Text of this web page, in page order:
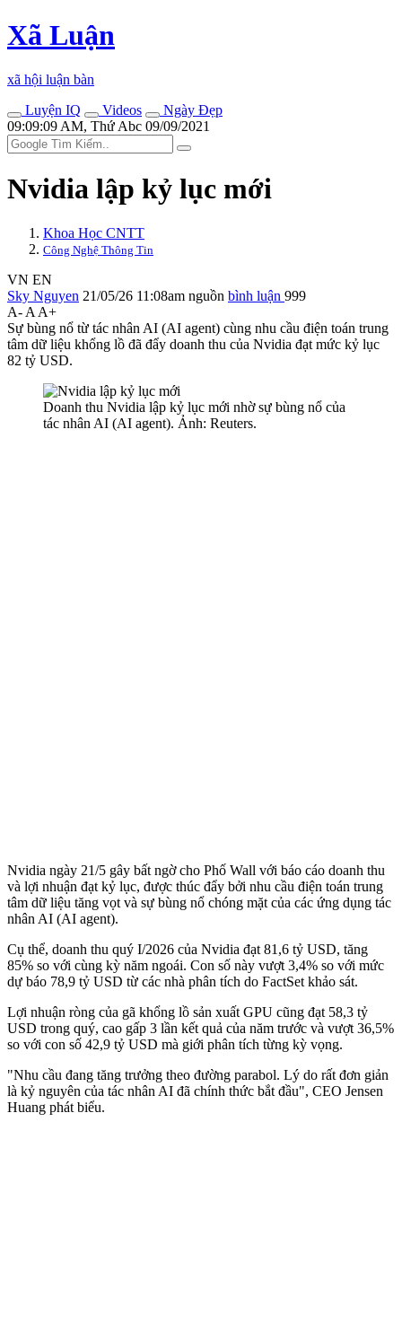
Xã Luận
xã hội luận bàn
Luyện IQ
Videos
Ngày Đẹp
09:09:09 AM, Thứ Abc 09/09/2021
Nvidia lập kỷ lục mới
Khoa Học CNTT
Công Nghệ Thông Tin
VN EN
Sky Nguyen 21/05/26 11:08am nguồn bình luận 999
A- A A+
Sự bùng nổ từ tác nhân AI (AI agent) cùng nhu cầu điện toán trung
tâm dữ liệu khổng lồ đã đẩy doanh thu của Nvidia đạt mức kỷ lục
82 tỷ USD.
Doanh thu Nvidia lập kỷ lục mới nhờ sự bùng nổ của
tác nhân AI (AI agent). Ảnh: Reuters.
Nvidia ngày 21/5 gây bất ngờ cho Phố Wall với báo cáo doanh thu
và lợi nhuận đạt kỷ lục, được thúc đẩy bởi nhu cầu điện toán trung
tâm dữ liệu tăng vọt và sự bùng nổ chóng mặt của các ứng dụng tác
nhân AI (AI agent).
Cụ thể, doanh thu quý I/2026 của Nvidia đạt 81,6 tỷ USD, tăng
85% so với cùng kỳ năm ngoái. Con số này vượt 3,4% so với mức
dự báo 78,9 tỷ USD từ các nhà phân tích do FactSet khảo sát.
Lợi nhuận ròng của gã khổng lồ sản xuất GPU cũng đạt 58,3 tỷ
USD trong quý, cao gấp 3 lần kết quả của năm trước và vượt 36,5%
so với con số 42,9 tỷ USD mà giới phân tích từng kỳ vọng.
"Nhu cầu đang tăng trưởng theo đường parabol. Lý do rất đơn giản
là kỷ nguyên của tác nhân AI đã chính thức bắt đầu", CEO Jensen
Huang phát biểu.